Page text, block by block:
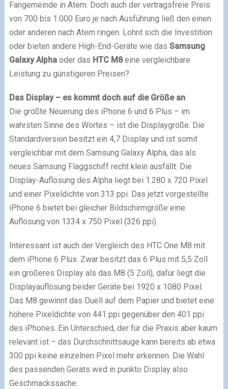
Fangemeinde in Atem. Doch auch der vertragsfreie Preis
von 700 bis 1.000 Euro je nach Ausführung ließ den einen
oder anderen nach Atem ringen. Lohnt sich die Investition
oder bieten andere High-End-Geräte wie das Samsung
Galaxy Alphaoder das HTCM8eine vergleichbare
Leistung zu günstigeren Preisen?
Das Display – es kommt doch auf die Größe an
Die größte Neuerung des iPhone 6 und 6 Plus – im
wahrsten Sinne des Wortes – ist die Displaygröße. Die
Standardversion besitzt ein 4,7 Display und ist somit
vergleichbar mit dem Samsung Galaxy Alpha, das als
neues Samsung Flaggschiff recht klein ausfällt. Die
Display-Auflösung des Alpha liegt bei 1.280 x 720 Pixel
und einer Pixeldichte von 313 ppi. Das jetzt vorgestellte
iPhone 6 bietet bei gleicher Bildschirmgröße eine
Auflösung von 1334 x 750 Pixel (326 ppi).
Interessant ist auch der Vergleich des HTC One M8 mit
dem iPhone 6 Plus. Zwar besitzt das 6 Plus mit 5,5 Zoll
ein größeres Display als das M8 (5 Zoll), dafür liegt die
Displayauflösung beider Geräte bei 1920 x 1080 Pixel.
Das M8 gewinnt das Duell auf dem Papier und bietet eine
höhere Pixeldichte von 441 ppi gegenüber den 401 ppi
des iPhones. Ein Unterschied, der für die Praxis aber kaum
relevant ist – das Durchschnittsauge kann bereits ab etwa
300 ppi keine einzelnen Pixel mehr erkennen. Die Wahl
des passenden Geräts wird in punkto Display also
Geschmackssache.